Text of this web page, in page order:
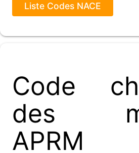
Liste Codes NACE
Code
des
APRM